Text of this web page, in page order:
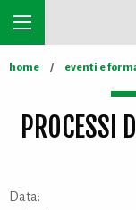
home eventi e
PROCESSI
Data: